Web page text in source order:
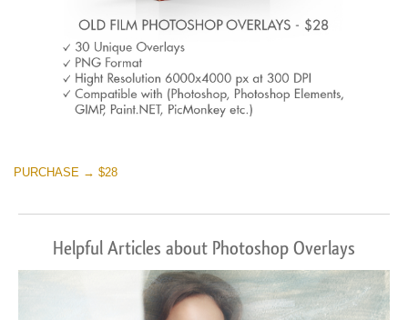
PURCHASE → $28
Helpful Articles about Photoshop Overlays